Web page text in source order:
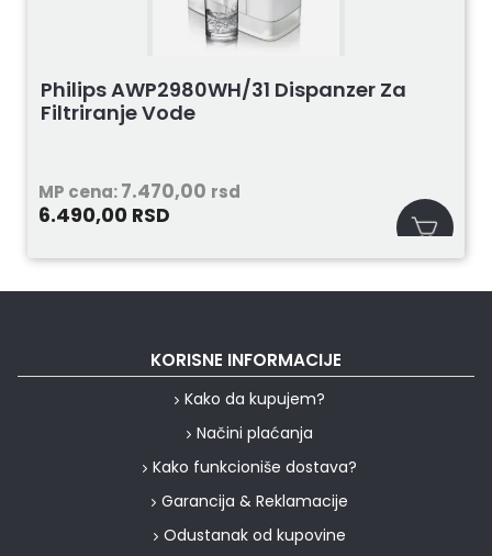
Philips AWP2980WH/31 Dispanzer Za
Filtriranje Vode
MP cena:7.470,00 rsd
6.490,00 RSD
KORISNE INFORMACIJE
Kako da kupujem?
Načini plaćanja
Kako funkcioniše dostava?
Garancija & Reklamacije
Odustanak od kupovine